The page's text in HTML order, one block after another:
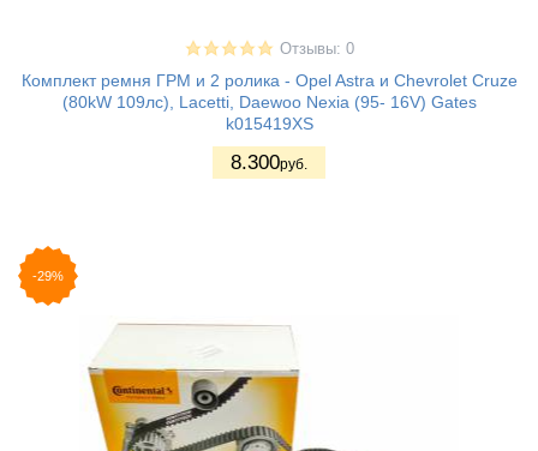
Отзывы: 0
Комплект ремня ГРМ и 2 ролика - Opel Astra и Chevrolet Cruze
(80kW 109лс), Lacetti, Daewoo Nexia (95- 16V) Gates
k015419XS
8.300руб.
-29%